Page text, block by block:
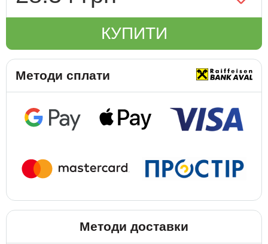
КУПИТИ
Методи сплати
Методи доставки